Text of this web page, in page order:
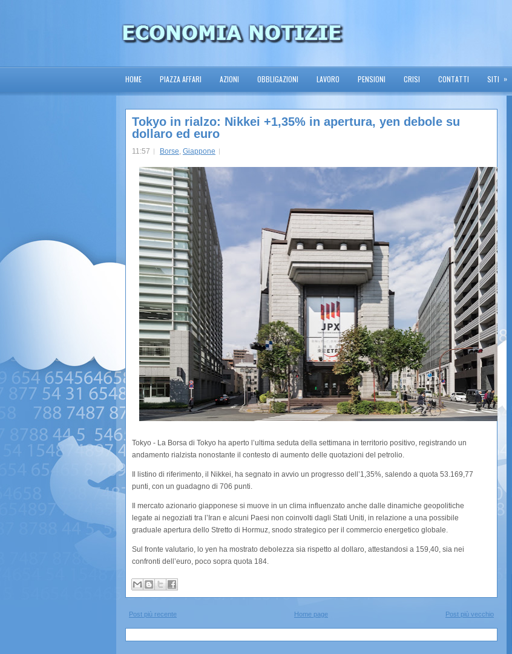
HOME PIAZZA AFFARI AZIONI OBBLIGAZIONI LAVORO PENSIONI CRISI CONTATTI SITI »
Tokyo in rialzo: Nikkei +1,35% in apertura, yen debole su
dollaro ed euro
11:57 Borse, Giappone
Tokyo - La Borsa di Tokyo ha aperto l’ultima seduta della settimana in territorio positivo, registrando un
andamento rialzista nonostante il contesto di aumento delle quotazioni del petrolio.
Il listino di riferimento, il Nikkei, ha segnato in avvio un progresso dell’1,35%, salendo a quota 53.169,77
punti, con un guadagno di 706 punti.
Il mercato azionario giapponese si muove in un clima influenzato anche dalle dinamiche geopolitiche
legate ai negoziati tra l’Iran e alcuni Paesi non coinvolti dagli Stati Uniti, in relazione a una possibile
graduale apertura dello Stretto di Hormuz, snodo strategico per il commercio energetico globale.
Sul fronte valutario, lo yen ha mostrato debolezza sia rispetto al dollaro, attestandosi a 159,40, sia nei
confronti dell’euro, poco sopra quota 184.
Post più recente Post più vecchio
Home page